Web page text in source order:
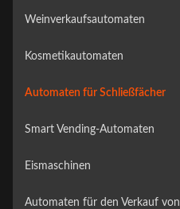
Weinverkaufsautomaten
Kosmetikautomaten
Automaten für Schließfächer
Smart Vending-Automaten
Eismaschinen
Automaten für den Verkauf